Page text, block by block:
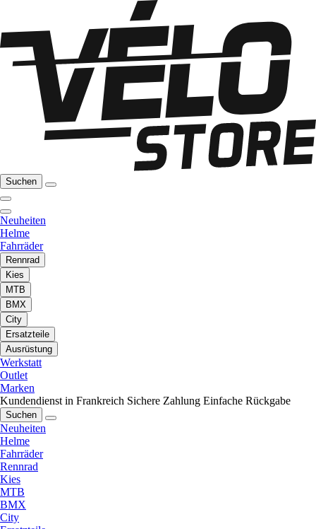
Suchen
Neuheiten
Helme
Fahrräder
Rennrad
Kies
MTB
BMX
City
Ersatzteile
Ausrüstung
Werkstatt
Outlet
Marken
Kundendienst in Frankreich Sichere Zahlung Einfache Rückgabe
Suchen
Neuheiten
Helme
Fahrräder
Rennrad
Kies
MTB
BMX
City